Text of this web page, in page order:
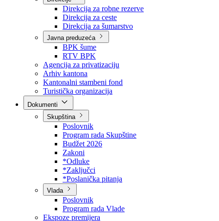
Kantonalna uprava za inspekcijske poslove
Kantonalna uprava civilne zaštite
Direkcije
Direkcija za robne rezerve
Direkcija za ceste
Direkcija za šumarstvo
Javna preduzeća
BPK šume
RTV BPK
Agencija za privatizaciju
Arhiv kantona
Kantonalni stambeni fond
Turistička organizacija
Skupština
Poslovnik
Program rada Skupštine
Budžet 2026
Zakoni
*Odluke
*Zaključci
*Poslanička pitanja
Vlada